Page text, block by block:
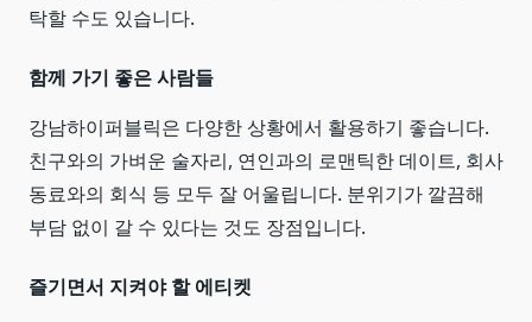
탁할 수도 있습니다.
함께 가기 좋은 사람들
강남하이퍼블릭은 다양한 상황에서 활용하기 좋습니다.
친구와의 가벼운 술자리, 연인과의 로맨틱한 데이트, 회사
동료와의 회식 등 모두 잘 어울립니다. 분위기가 깔끔해
부담 없이 갈 수 있다는 것도 장점입니다.
즐기면서 지켜야 할 에티켓